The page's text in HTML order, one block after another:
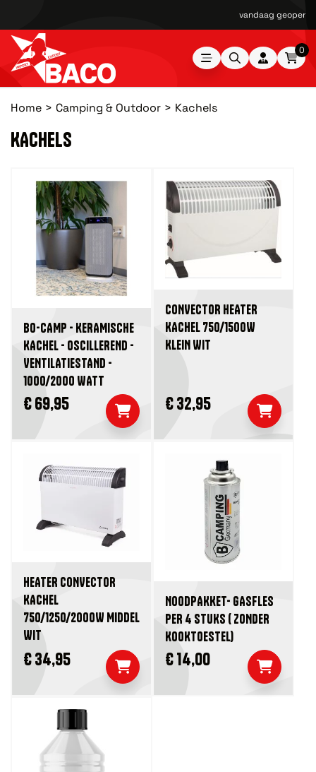
vandaag geopend
0
Home Camping & Outdoor Kachels
KACHELS
BO-CAMP - KERAMISCHE
KACHEL - OSCILLEREND -
VENTILATIESTAND -
1000/2000 WATT
€ 69,95
CONVECTOR HEATER
KACHEL 750/1500W
KLEIN WIT
€ 32,95
HEATER CONVECTOR
KACHEL
750/1250/2000W MIDDEL
WIT
€ 34,95
NOODPAKKET- GASFLES
PER 4 STUKS ( ZONDER
KOOKTOESTEL)
€ 14,00